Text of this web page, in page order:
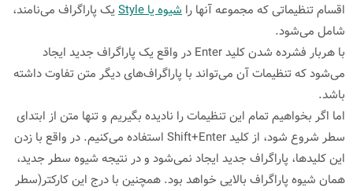
اقسام تنظیماتی که مجموعه آنها را شیوه یا Style
یک پاراگراف می‌نامند،
شامل می‌شود.
با هربار فشرده شدن کلید Enter در واقع یک پاراگراف جدید ایجاد
می‌شود که تنظیمات آن می‌تواند با پاراگراف‌های دیگر متن تفاوت داشته
باشد.
اما اگر بخواهیم تمام این تنظیمات را نادیده بگیریم و تنها متن از ابتدای
سطر شروع شود، از کلید Shift+Enter استفاده می‌کنیم. در واقع با زدن
این کلیدها، پاراگراف جدید ایجاد نمی‌شود و در نتیجه شیوه سطر جدید،
همان شیوه پاراگراف بالایی خواهد بود. همچنین با درج این کارکتر(سطر